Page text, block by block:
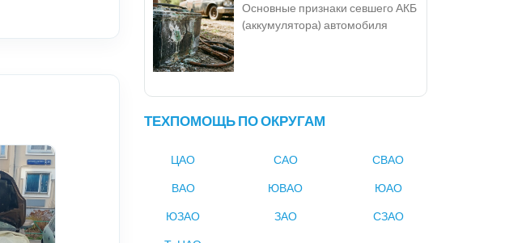
Основные признаки севшего АКБ
(аккумулятора) автомобиля
ТЕХПОМОЩЬ ПО ОКРУГАМ
ЦАО САО СВАО
ВАО ЮВАО ЮАО
ЮЗАО ЗАО СЗАО